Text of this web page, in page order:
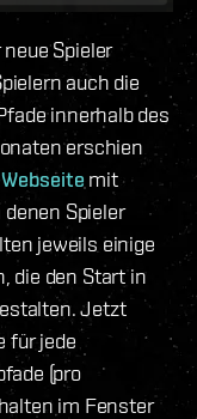
Spieler
auch die
innerhalb des
erschien
mit
Spieler
jeweils einige
die den Start in
Jetzt
für jede
(pro
im Fenster